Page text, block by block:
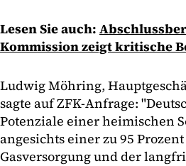
Lesen Sie auch:
Kommission zeigt kritische
Ludwig Möhring,
sagte auf ZFK-Anfrage:
Potenziale einer heimischen
angesichts einer zu 95
Gasversorgung und der